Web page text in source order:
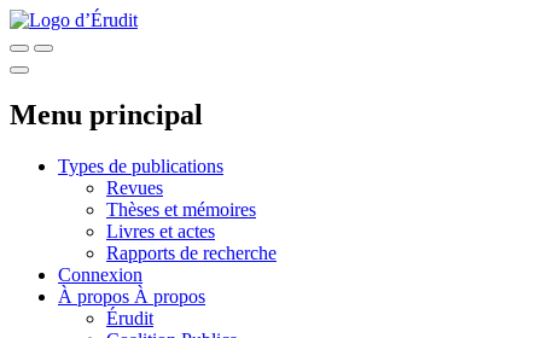
Menu principal
Types de publications
Revues
Thèses et mémoires
Livres et actes
Rapports de recherche
Connexion
À propos À propos
Érudit